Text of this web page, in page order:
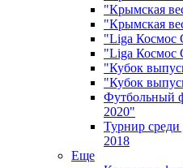
"Крымская
"Крымская
"Liga Космос
"Liga Космос
"Кубок
"Кубок
Футбольный
2020"
Турнир
2018
Еще